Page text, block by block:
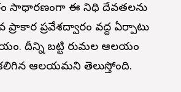
సాధారణంగా ఈ నిధి దేవతలను
ప్రవేశద్వారం వద్ద ఏర్పాటు
దీన్ని బట్టి తిరుమల ఆలయం
ఆలయమని తెలుస్తోంది.